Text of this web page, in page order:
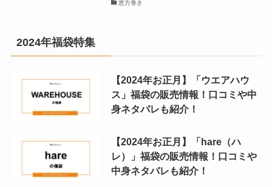
恵方巻き
2024年福袋特集
【2024年お正月】「ウエアハウ
ス」福袋の販売情報！口コミや中
身ネタバレも紹介！
【2024年お正月】「hare（ハ
レ）」福袋の販売情報！口コミや
中身ネタバレも紹介！